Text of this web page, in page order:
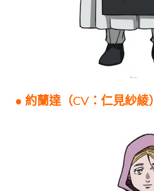
● 約蘭達（CV：仁見紗綾）